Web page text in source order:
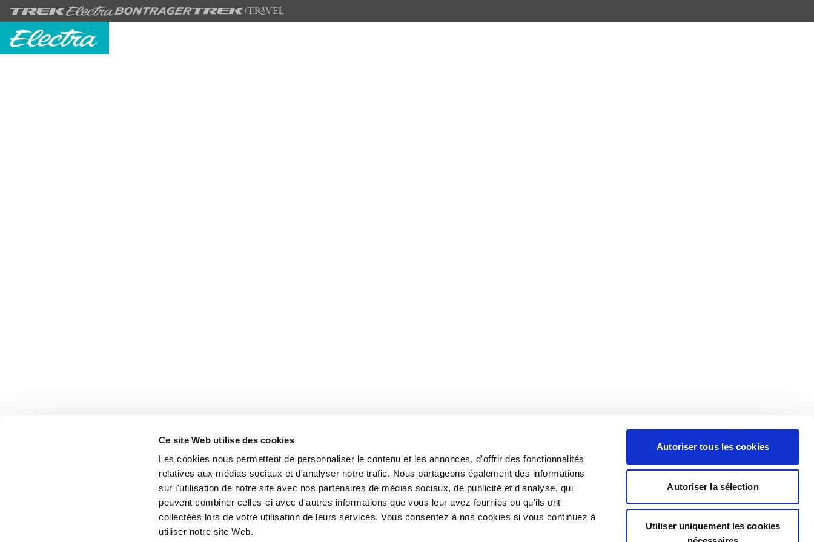
Ce site Web utilise des cookies
Les cookies nous permettent de personnaliser le contenu et les annonces, d'offrir des fonctionnalités
relatives aux médias sociaux et d'analyser notre trafic. Nous partageons également des informations
sur l'utilisation de notre site avec nos partenaires de médias sociaux, de publicité et d'analyse, qui
peuvent combiner celles-ci avec d'autres informations que vous leur avez fournies ou qu'ils ont
collectées lors de votre utilisation de leurs services. Vous consentez à nos cookies si vous continuez à
utiliser notre site Web.
Autoriser tous les cookies
Autoriser la sélection
Utiliser uniquement les cookies